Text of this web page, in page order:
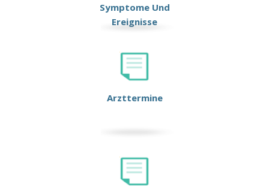
Symptome Und
Ereignisse
Arzttermine